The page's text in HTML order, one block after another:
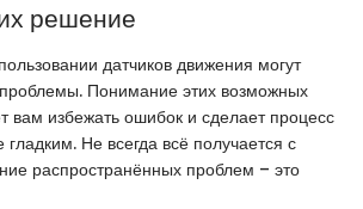
решение
датчиков движения могут
проблемы. Понимание этих возможных
вам избежать ошибок и сделает процесс
Не всегда всё получается с
распространённых проблем – это